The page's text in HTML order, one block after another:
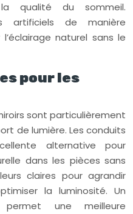
qualité du sommeil.
artificiels de manière
naturel sans le
pour les
sont particulièrement
de lumière. Les conduits
alternative pour
dans les pièces sans
claires pour agrandir
la luminosité. Un
permet une meilleure